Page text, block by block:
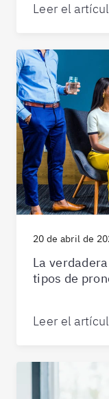
Leer el
20 de abril de
La
tipos de
Leer el